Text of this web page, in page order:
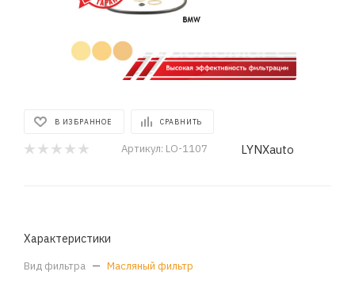
В ИЗБРАННОЕ СРАВНИТЬ
Артикул: LO-1107 LYNXauto
Характеристики
Вид фильтра — Масляный фильтр